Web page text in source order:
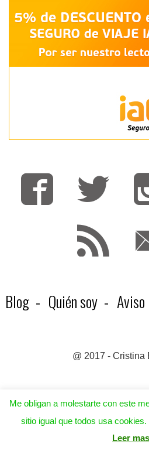
Blog Quién soy
@ 2017 - Cristina
Me obligan a molestarte con este
sitio igual que todos usa cookies.
Leer mas